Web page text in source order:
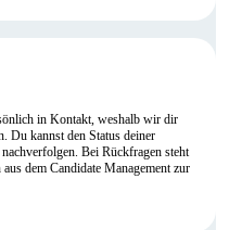
in Kontakt, weshalb wir dir
Du kannst den Status deiner
Bei Rückfragen steht
dem Candidate Management zur